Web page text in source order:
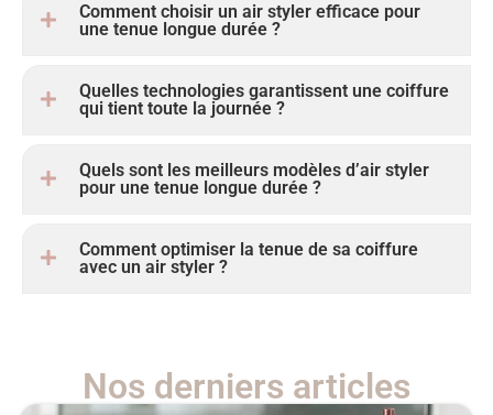
Comment choisir un air styler efficace pour
une tenue longue durée ?
Quelles technologies garantissent une coiffure
qui tient toute la journée ?
Quels sont les meilleurs modèles d’air styler
pour une tenue longue durée ?
Comment optimiser la tenue de sa coiffure
avec un air styler ?
Nos derniers articles